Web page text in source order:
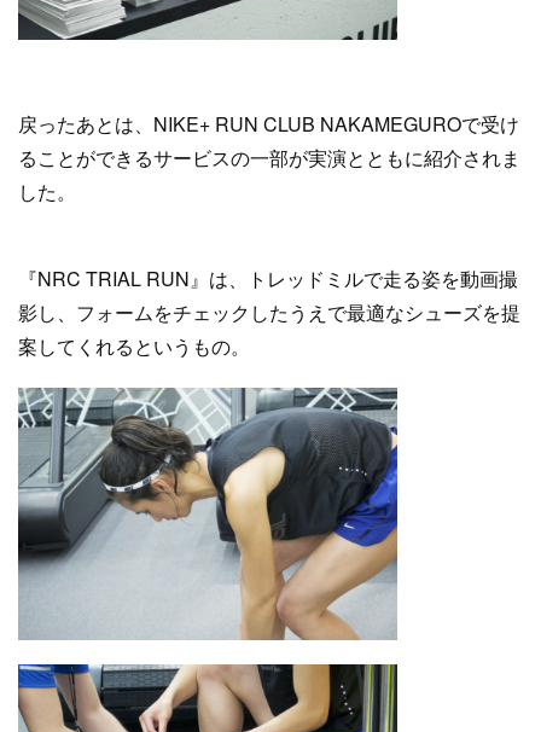
戻ったあとは、NIKE+ RUN CLUB NAKAMEGUROで受け
ることができるサービスの一部が実演とともに紹介されま
した。
『NRC TRIAL RUN』は、トレッドミルで走る姿を動画撮
影し、フォームをチェックしたうえで最適なシューズを提
案してくれるというもの。